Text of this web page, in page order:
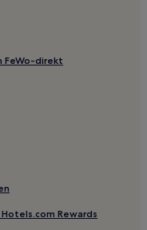
FeWo-direkt
Rewards